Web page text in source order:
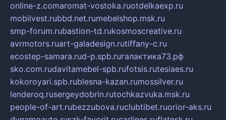
online-z.comaromat-vostoka.ruotdelkaexp.ru
mobilvest.rubbd.net.rumebelshop.msk.ru
smp-forum.rubastion-td.rukosmoscreative.ru
avrmotors.ruart-galadesign.rutiffany-c.ru
ecostep-samara.rud-p.spb.ruгалактика73.рф
sko.com.rudavitamebel-spb.rufotsis.rutesiaes.ru
kokoroyari.spb.rublesna-kazan.rumossilver.ru
lenderoq.rusergeydobrin.rutochkazvuka.msk.ru
people-of-art.rubezzubova.ruclubtibet.ruorior-aks.ru